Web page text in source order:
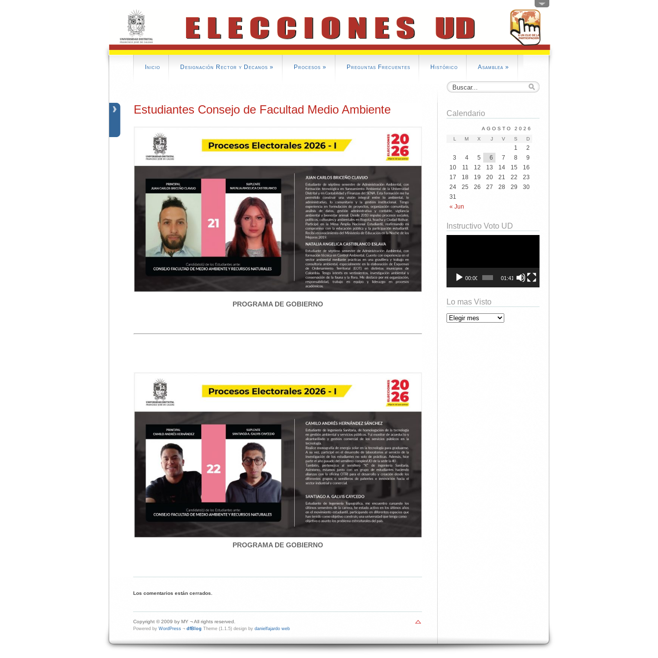
Inicio Designación Rector y Decanos » Procesos » Preguntas Frecuentes Histórico Asamblea »
Estudiantes Consejo de Facultad Medio Ambiente
PROGRAMA DE GOBIERNO
PROGRAMA DE GOBIERNO
Los comentarios están cerrados.
Calendario
AGOSTO 2026
L
M X J V S D
« Jun
1
2
3
4 5 6 7 8
9
10
11 12 13 14 15
16
17
18 19 20 21 22
23
24
25 26 27 28 29
30
31
Instructivo Voto UD
Reproductor
00:00 01:41
Lo mas Visto
Lo mas Visto
Copyright © 2009 by MY ¬ All rights reserved.
Powered by WordPress ¬ dfBlog Theme (1.1.5) design by danielfajardo web